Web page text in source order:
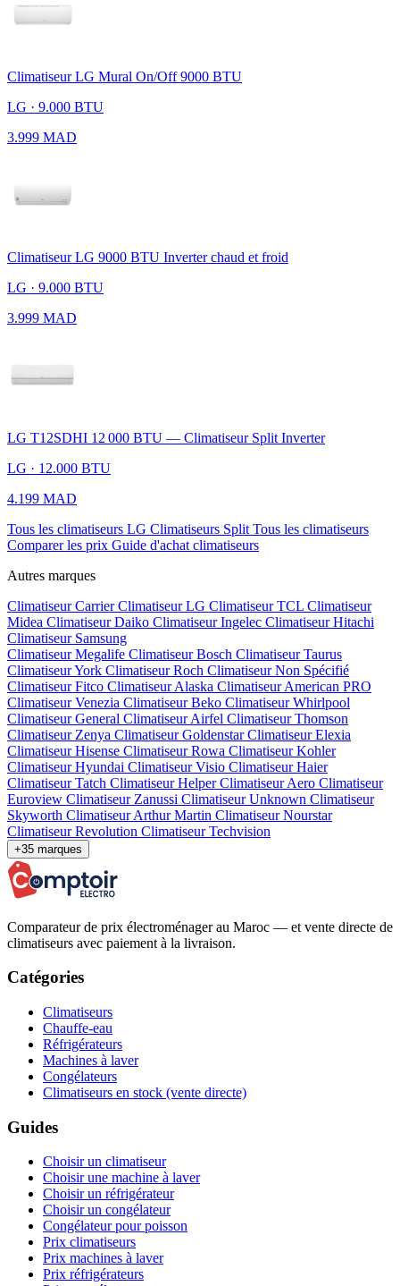
Climatiseur LG Mural On/Off 9000 BTU
LG · 9.000 BTU
3.999 MAD
Climatiseur LG 9000 BTU Inverter chaud et froid
LG · 9.000 BTU
3.999 MAD
LG T12SDHI 12 000 BTU — Climatiseur Split Inverter
LG · 12.000 BTU
4.199 MAD
Tous les climatiseurs LG Climatiseurs Split Tous les climatiseurs
Comparer les prix Guide d'achat climatiseurs
Autres marques
Climatiseur CarrierClimatiseur LG Climatiseur TCL Climatiseur
Midea Climatiseur Daiko Climatiseur Ingelec Climatiseur Hitachi
Climatiseur Samsung
Climatiseur Megalife Climatiseur Bosch Climatiseur Taurus
Climatiseur York Climatiseur Roch Climatiseur Non Spécifié
Climatiseur Fitco Climatiseur Alaska Climatiseur American PRO
Climatiseur Venezia Climatiseur Beko Climatiseur Whirlpool
Climatiseur General Climatiseur Airfel Climatiseur Thomson
Climatiseur Zenya Climatiseur GoldenstarClimatiseur Elexia
Climatiseur Hisense Climatiseur Rowa Climatiseur Kohler
Climatiseur Hyundai Climatiseur Visio Climatiseur Haier
Climatiseur Tatch Climatiseur HelperClimatiseur Aero Climatiseur
Euroview Climatiseur Zanussi Climatiseur Unknown Climatiseur
Skyworth Climatiseur Arthur Martin Climatiseur Nourstar
Climatiseur Revolution Climatiseur Techvision
+35 marques
Comparateur de prix électroménager au Maroc — et vente directe de
climatiseurs avec paiement à la livraison.
Catégories
Climatiseurs
Chauffe-eau
Réfrigérateurs
Machines à laver
Congélateurs
Climatiseurs en stock (vente directe)
Guides
Choisir un climatiseur
Choisir une machine à laver
Choisir un réfrigérateur
Choisir un congélateur
Congélateur pour poisson
Prix climatiseurs
Prix machines à laver
Prix réfrigérateurs